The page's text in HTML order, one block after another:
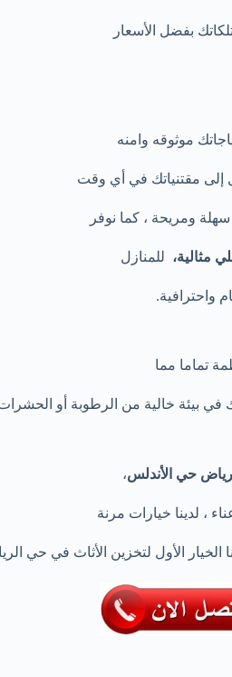
بفضل الأسعار
موثوقه وامنه
إلى مقتنياتك في أي وقت
ومريحة ، كما نوفر
مثالية، للمنازل
واحترافية.
تماما مما
في بيئة خالية من الرطوبة أو
حي الأندلس،
، لدينا خيارات مرنة
الأول لتخزين الأثاث في حي